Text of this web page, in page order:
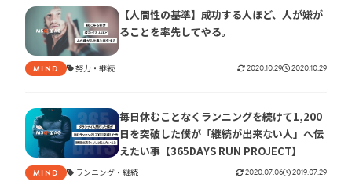
【人間性の基準】成功する人ほど、人が嫌が
ることを率先してやる。
MIND 努力 継続 2020.10.29 2020.10.29
毎日休むことなくランニングを続けて1,200
日を突破した僕が「継続が出来ない人」へ伝
えたい事【365DAYS RUN PROJECT】
MIND ランニング 継続 2020.07.06 2019.07.29